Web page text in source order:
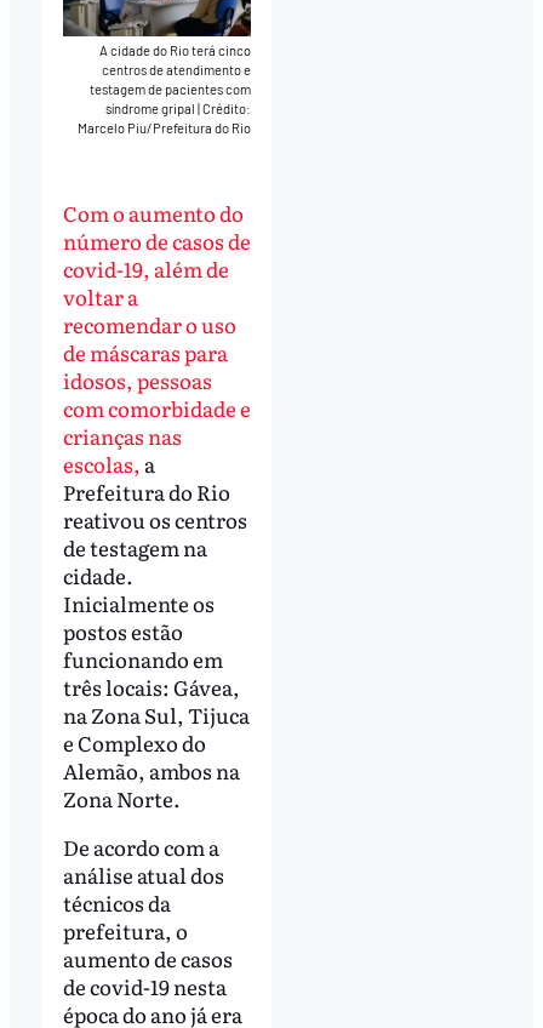
A cidade do Rio terá cinco
centros de atendimento e
testagem de pacientes com
síndrome gripal|Crédito:
Marcelo Piu/Prefeitura do Rio
Com o aumento do
número de casos de
covid-19, além de
voltar a
recomendar o uso
de máscaras para
idosos, pessoas
com comorbidade e
crianças nas
escolas, a
Prefeitura do Rio
reativou os centros
de testagem na
cidade.
Inicialmente os
postos estão
funcionando em
três locais: Gávea,
na Zona Sul, Tijuca
e Complexo do
Alemão, ambos na
Zona Norte.
De acordo com a
análise atual dos
técnicos da
prefeitura, o
aumento de casos
de covid-19 nesta
época do ano já era